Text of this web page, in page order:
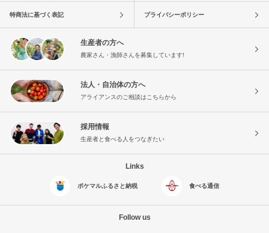
特商法に基づく表記 プライバシーポリシー
生産者の方へ
農家さん・漁師さんを募集しています!
法人・自治体の方へ
アライアンスのご相談はこちらから
採用情報
生産者と食べる人をつなぎたい
Links
ポケマルふるさと納税 食べる通信
Follow us